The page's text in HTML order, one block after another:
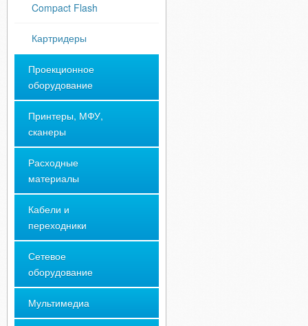
Compact Flash
Картридеры
Проекционное
оборудование
Принтеры, МФУ,
сканеры
Расходные
материалы
Кабели и
переходники
Сетевое
оборудование
Мультимедиа